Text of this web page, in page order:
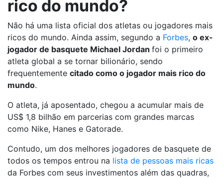
rico do mundo?
Não há uma lista oficial dos atletas ou jogadores mais
ricos do mundo. Ainda assim, segundo a Forbes, o ex-
jogador de basquete Michael Jordan foi o primeiro
atleta global a se tornar bilionário, sendo
frequentemente citado como o jogador mais rico do
mundo.
O atleta, já aposentado, chegou a acumular mais de
US$ 1,8 bilhão em parcerias com grandes marcas
como Nike, Hanes e Gatorade.
Contudo, um dos melhores jogadores de basquete de
todos os tempos entrou na lista de pessoas mais ricas
da Forbes com seus investimentos além das quadras,